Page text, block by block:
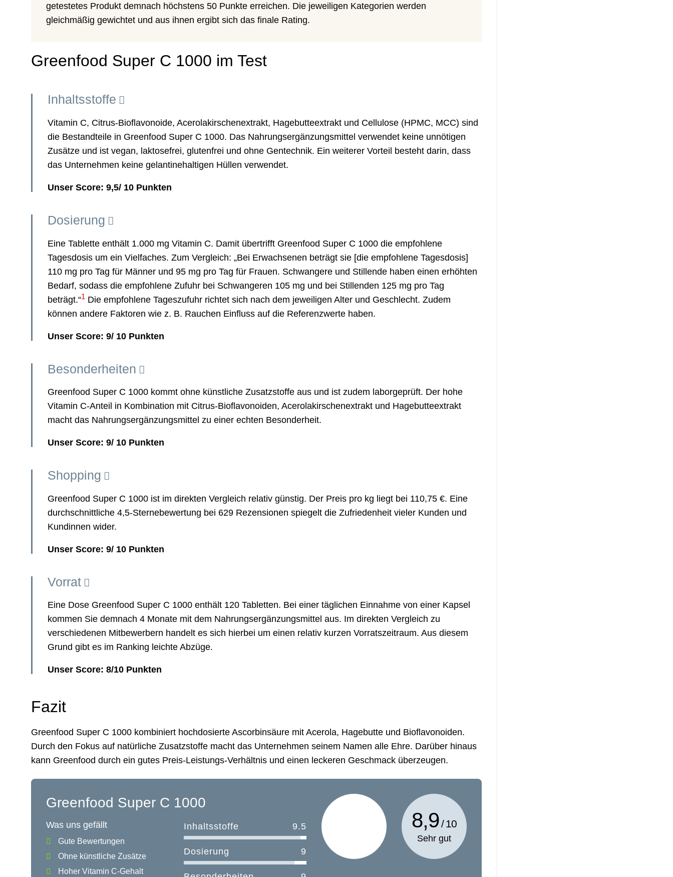
getestetes Produkt demnach höchstens 50 Punkte erreichen. Die jeweiligen Kategorien werden
gleichmäßig gewichtet und aus ihnen ergibt sich das finale Rating.
Greenfood Super C 1000 im Test
Inhaltsstoffe
Vitamin C, Citrus-Bioflavonoide, Acerolakirschenextrakt, Hagebutteextrakt und Cellulose (HPMC, MCC) sind
die Bestandteile in Greenfood Super C 1000. Das Nahrungsergänzungsmittel verwendet keine unnötigen
Zusätze und ist vegan, laktosefrei, glutenfrei und ohne Gentechnik. Ein weiterer Vorteil besteht darin, dass
das Unternehmen keine gelantinehaltigen Hüllen verwendet.
Unser Score: 9,5/ 10 Punkten
Dosierung
Eine Tablette enthält 1.000 mg Vitamin C. Damit übertrifft Greenfood Super C 1000 die empfohlene
Tagesdosis um ein Vielfaches. Zum Vergleich: „Bei Erwachsenen beträgt sie [die empfohlene Tagesdosis]
110 mg pro Tag für Männer und 95 mg pro Tag für Frauen. Schwangere und Stillende haben einen erhöhten
Bedarf, sodass die empfohlene Zufuhr bei Schwangeren 105 mg und bei Stillenden 125 mg pro Tag
beträgt.“1 Die empfohlene Tageszufuhr richtet sich nach dem jeweiligen Alter und Geschlecht. Zudem
können andere Faktoren wie z. B. Rauchen Einfluss auf die Referenzwerte haben.
Unser Score: 9/ 10 Punkten
Besonderheiten
Greenfood Super C 1000 kommt ohne künstliche Zusatzstoffe aus und ist zudem laborgeprüft. Der hohe
Vitamin C-Anteil in Kombination mit Citrus-Bioflavonoiden, Acerolakirschenextrakt und Hagebutteextrakt
macht das Nahrungsergänzungsmittel zu einer echten Besonderheit.
Unser Score: 9/ 10 Punkten
Shopping
Greenfood Super C 1000 ist im direkten Vergleich relativ günstig. Der Preis pro kg liegt bei 110,75 €. Eine
durchschnittliche 4,5-Sternebewertung bei 629 Rezensionen spiegelt die Zufriedenheit vieler Kunden und
Kundinnen wider.
Unser Score: 9/ 10 Punkten
Vorrat
Eine Dose Greenfood Super C 1000 enthält 120 Tabletten. Bei einer täglichen Einnahme von einer Kapsel
kommen Sie demnach 4 Monate mit dem Nahrungsergänzungsmittel aus. Im direkten Vergleich zu
verschiedenen Mitbewerbern handelt es sich hierbei um einen relativ kurzen Vorratszeitraum. Aus diesem
Grund gibt es im Ranking leichte Abzüge.
Unser Score: 8/10 Punkten
Fazit
Greenfood Super C 1000 kombiniert hochdosierte Ascorbinsäure mit Acerola, Hagebutte und Bioflavonoiden.
Durch den Fokus auf natürliche Zusatzstoffe macht das Unternehmen seinem Namen alle Ehre. Darüber hinaus
kann Greenfood durch ein gutes Preis-Leistungs-Verhältnis und einen leckeren Geschmack überzeugen.
Greenfood Super C 1000
Was uns gefällt
Gute Bewertungen
Ohne künstliche Zusätze
Hoher Vitamin C-Gehalt
Inhaltsstoffe 9.5
Dosierung 9
8,9
Sehr gut